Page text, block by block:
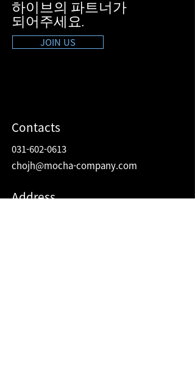
하이브의 파트너가
​되어주세요.
JOIN US
Contacts
031-602-0613
chojh@mocha-company.com
Address